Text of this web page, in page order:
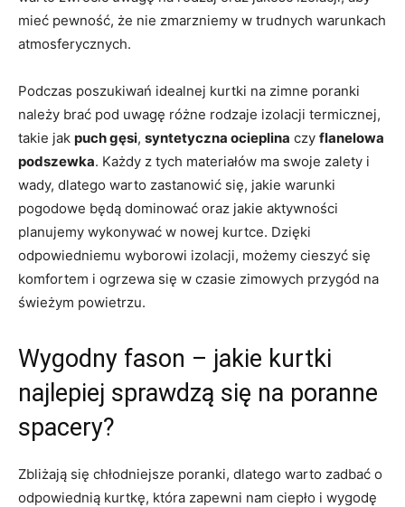
mieć pewność, że nie zmarzniemy w trudnych warunkach
atmosferycznych.
Podczas poszukiwań idealnej kurtki na zimne poranki
należy brać pod uwagę różne rodzaje izolacji termicznej,
takie jak puch gęsi, syntetyczna ocieplina czy flanelowa
podszewka. Każdy z tych materiałów ma swoje zalety i
wady, dlatego warto zastanowić się, jakie warunki
pogodowe będą dominować oraz jakie aktywności
planujemy wykonywać w nowej kurtce. Dzięki
odpowiedniemu wyborowi izolacji, możemy cieszyć się
komfortem i ogrzewa się w czasie zimowych przygód na
świeżym powietrzu.
Wygodny fason – jakie kurtki
najlepiej sprawdzą się na poranne
spacery?
Zbliżają się chłodniejsze poranki, dlatego warto zadbać o
odpowiednią kurtkę, która zapewni nam ciepło i wygodę